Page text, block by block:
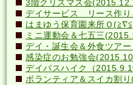
3階クリスマス会
デイサービス リース作り
はまゆう保育園来所Ｏ
ミニ運動会＆七五三
デイ・誕生会＆外食ツアー
感染症のお勉強会
デイバスハイク（
ボランティア＆スイカ割